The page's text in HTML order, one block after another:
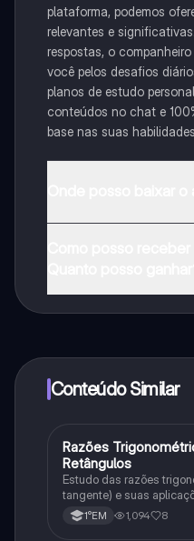
plataforma, podemos
relevantes e
respostas, o
você pelos desafios
planos de estudo
conteúdos no chat e
base nas suas
Conteúdo Similar
Matematica
Razões
Retângulos
Estudo das razões
tangente) e suas
1°EM 1,094 8